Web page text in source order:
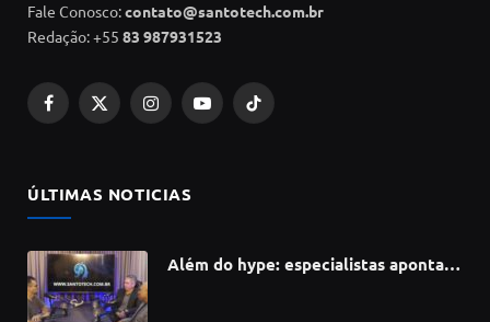
Fale Conosco:contato@santotech.com.br
Redação: +55 83 987931523
Facebook
X
InstagramYouTubeTikTok
ÚLTIMAS NOTICIAS
Além do hype: especialistas apontam